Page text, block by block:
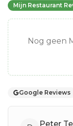
Mijn Restaurant
Nog geen
Google Reviews
Peter